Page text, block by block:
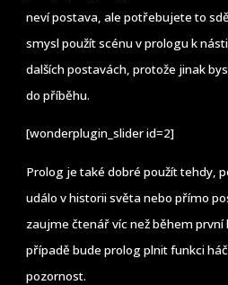
neví postava, ale potřebujete to
smysl použít scénu v prologu k
dalších postavách, protože jinak
do příběhu.
[wonderplugin_slider id=2]
Prolog je také dobré použít tehdy,
událo v historii světa nebo přímo
zaujme čtenář víc než během první
případě bude prolog plnit funkci
pozornost.